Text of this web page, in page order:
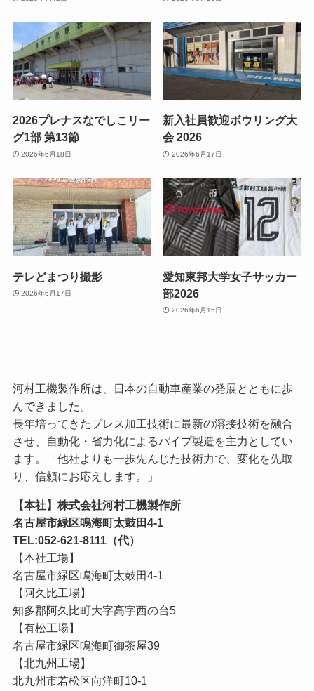
2026プレナスなでしこリー
グ1部 第13節
2026年6月18日
新入社員歓迎ボウリング大
会 2026
2026年6月17日
テレどまつり撮影
2026年6月17日
愛知東邦大学女子サッカー
部2026
2026年6月15日
河村工機製作所は、日本の自動車産業の発展とともに歩
んできました。
長年培ってきたプレス加工技術に最新の溶接技術を融合
させ、自動化・省力化によるパイプ製造を主力としてい
ます。「他社よりも一歩先んじた技術力で、変化を先取
り、信頼にお応えします。」
【本社】株式会社河村工機製作所
名古屋市緑区鳴海町太鼓田4-1
TEL:052-621-8111（代）
【本社工場】
名古屋市緑区鳴海町太鼓田4-1
【阿久比工場】
知多郡阿久比町大字高字西の台5
【有松工場】
名古屋市緑区鳴海町御茶屋39
【北九州工場】
北九州市若松区向洋町10-1